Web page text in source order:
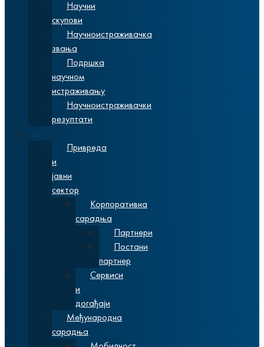
Научни
скупови
Научноистраживачка
звања
Подршка
научном
истраживању
Научноистраживачки
резултати
Привреда
и
јавни
сектор
Корпоративна
сарадња
Партнери
Постани
партнер
Сервиси
и
догађаји
Међународна
сарадња